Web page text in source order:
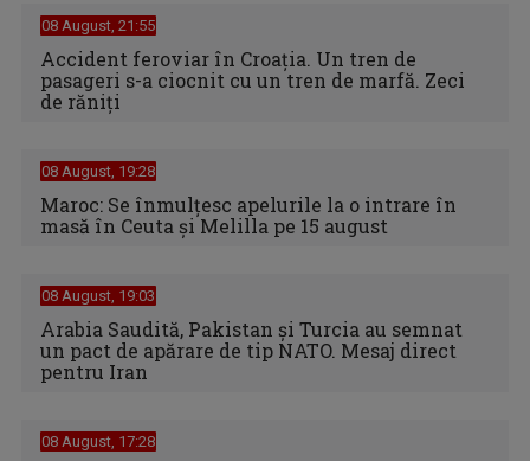
08 August, 21:55
Accident feroviar în Croația. Un tren de
pasageri s-a ciocnit cu un tren de marfă. Zeci
de răniți
08 August, 19:28
Maroc: Se înmulţesc apelurile la o intrare în
masă în Ceuta şi Melilla pe 15 august
08 August, 19:03
Arabia Saudită, Pakistan și Turcia au semnat
un pact de apărare de tip NATO. Mesaj direct
pentru Iran
08 August, 17:28